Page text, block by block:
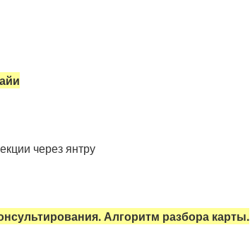
через янтру
Алгоритм разбора карты.